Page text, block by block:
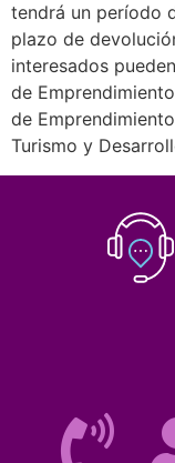
tendrá un período
plazo de
interesados
de
de
Turismo y